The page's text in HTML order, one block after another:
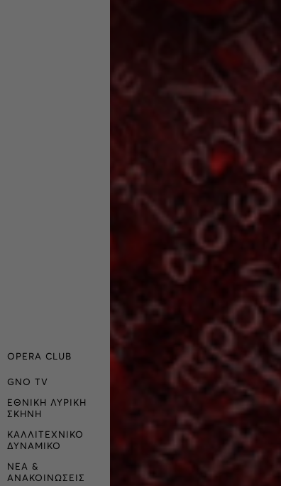
OPERA CLUB
GNO TV
ΕΘΝΙΚΗ ΛΥΡΙΚΗ
ΣΚΗΝΗ
ΚΑΛΛΙΤΕΧΝΙΚΟ
ΔΥΝΑΜΙΚΟ
ΝΕΑ &
ΑΝΑΚΟΙΝΩΣΕΙΣ